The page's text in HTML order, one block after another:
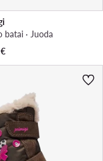
batai · Juoda
€